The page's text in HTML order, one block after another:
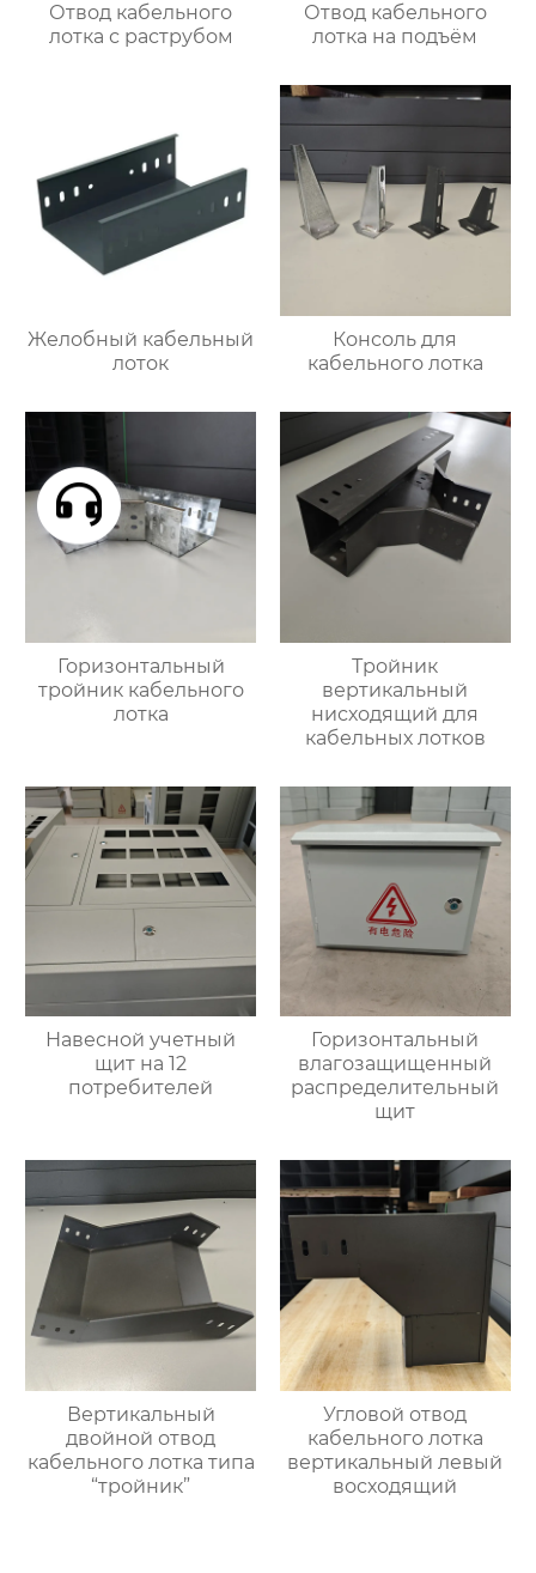
Отвод кабельного
лотка с раструбом
Отвод кабельного
лотка на подъём
Желобный кабельный
лоток
Консоль для
кабельного лотка
Горизонтальный
тройник кабельного
лотка
Тройник
вертикальный
нисходящий для
кабельных лотков
Навесной учетный
щит на 12
потребителей
Горизонтальный
влагозащищенный
распределительный
щит
Вертикальный
двойной отвод
кабельного лотка типа
“тройник”
Угловой отвод
кабельного лотка
вертикальный левый
восходящий